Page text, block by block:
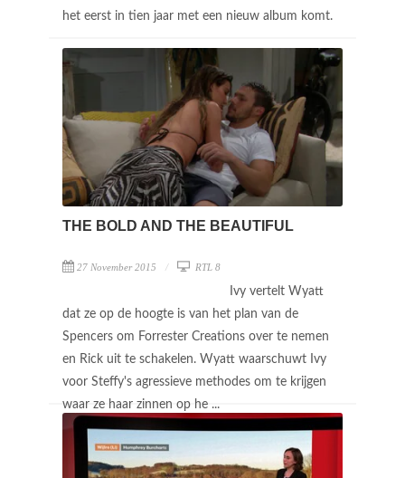
het eerst in tien jaar met een nieuw album komt.
THE BOLD AND THE BEAUTIFUL
27 November 2015 RTL 8
Ivy vertelt Wyatt
dat ze op de hoogte is van het plan van de
Spencers om Forrester Creations over te nemen
en Rick uit te schakelen. Wyatt waarschuwt Ivy
voor Steffy's agressieve methodes om te krijgen
waar ze haar zinnen op he ...